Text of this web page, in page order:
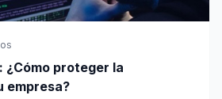
¿Cómo proteger la
empresa?